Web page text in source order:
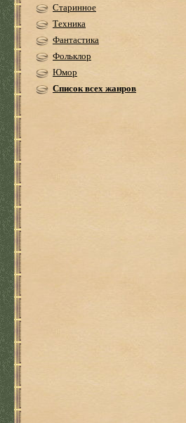
Старинное
Техника
Фантастика
Фольклор
Юмор
Список всех жанров